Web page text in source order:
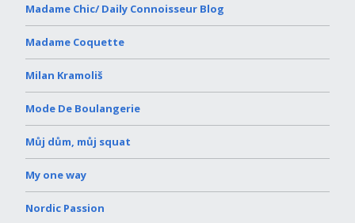
Madame Chic/ Daily Connoisseur Blog
Madame Coquette
Milan Kramoliš
Mode De Boulangerie
Můj dům, můj squat
My one way
Nordic Passion